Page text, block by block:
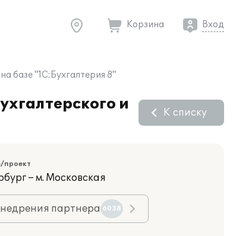
Корзина Вход
базе "1С:Бухгалтерия 8"
и
К списку
проект
– м. Московская
партнера 6038